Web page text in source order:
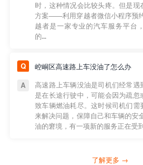
时，这种情况会比较头疼。但是现
方案——利用穿越者微信小程序预
越者是一家专业的汽车服务平台
的...
崆峒区高速路上车没油了怎么办
高速路上车辆没油是司机们经常遇
是在长途行驶中，可能会因为疏忽
致车辆燃油耗尽。这时候司机们需
来解决问题，保障自己和车辆的安
油的窘境，有一项新的服务正在受
了解更多 →